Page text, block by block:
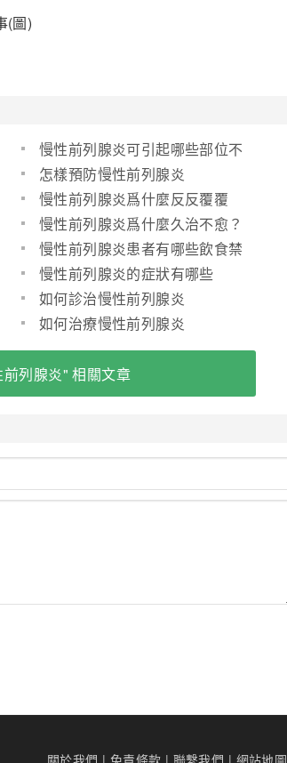
(圖)
慢性前列腺炎可引起哪些部位不
適？怎樣預防慢性前列腺炎
慢性前列腺炎爲什麼反反覆覆
慢性前列腺炎爲什麼久治不愈？
慢性前列腺炎患者有哪些飲食禁
忌？慢性前列腺炎的症狀有哪些
如何診治慢性前列腺炎
如何治療慢性前列腺炎
列腺炎" 相關文章